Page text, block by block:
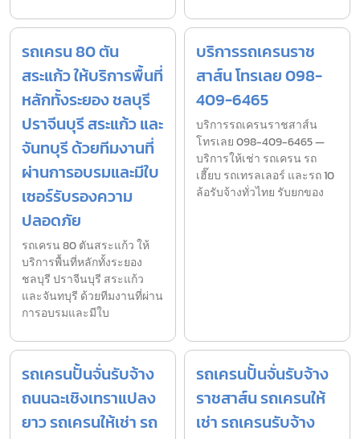
รถเครน 80 ตัน
สระแก้ว ให้บริการพื้นที่
หลักทั้งระยอง ชลบุรี
ปราจีนบุรี สระแก้ว และ
จันทบุรี ด้วยทีมงานที่
ผ่านการอบรมและมีใบ
เซอร์รับรองความ
ปลอดภัย
รถเครน 80 ตันสระแก้ว ให้
บริการพื้นที่หลักทั้งระยอง
ชลบุรี ปราจีนบุรี สระแก้ว
และจันทบุรี ด้วยทีมงานที่ผ่าน
การอบรมและมีใบ
บริการรถเครนราช
สาส์น โทรเลย 098-
409-6465
บริการรถเครนราชสาส์น
โทรเลย 098-409-6465 —
บริการให้เช่า รถเครน รถ
เฮี๊ยบ รถเทรลเลอร์ และรถ 10
ล้อรับจ้างทั่วไทย รับยกของ
รถเครนปั้นจั่นรับจ้าง
ถนนฉะเชิงเทราแปลง
ยาว รถเครนให้เช่า รถ
รถเครนปั้นจั่นรับจ้าง
ราชสาส์น รถเครนให้
เช่า รถเครนรับจ้าง